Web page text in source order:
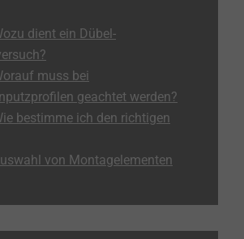
dient ein Dübel-
muss bei
geachtet werden?
bestimme ich den richtigen
von Montagelementen